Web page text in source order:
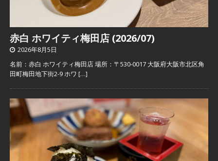
赤白 ホワイティ梅田店 (2026/07)
2026年8月5日
名前：赤白 ホワイティ梅田店 場所：〒530-0017 大阪府大阪市北区角
田町梅田地下街2-9 ホワ […]